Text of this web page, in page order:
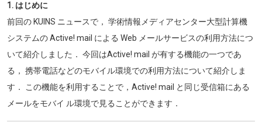
1. はじめに
前回の KUINS ニュースで， 学術情報メディアセンター大型計算機
システムの Active! mail による Web メールサービスの利用方法につ
いて紹介しました． 今回はActive! mail が有する機能の一つであ
る， 携帯電話などのモバイル環境での利用方法について紹介しま
す． この機能を利用することで，Active! mail と同じ受信箱にある
メールをモバイ ル環境で見ることができます．